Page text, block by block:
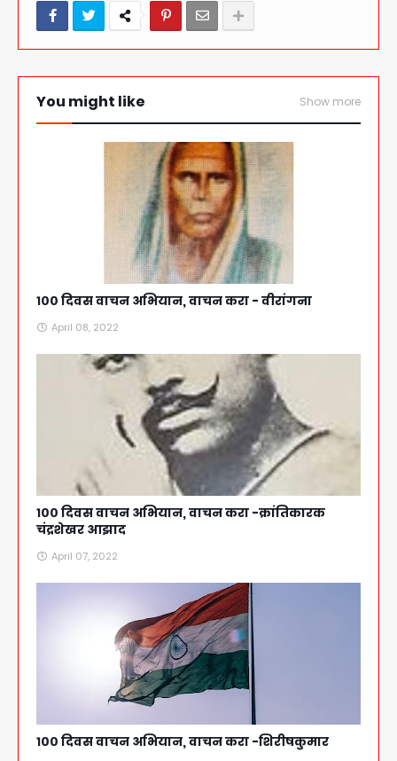
You might like Show more
१०० दिवस वाचन अभियान, वाचन करा - वीरांगना
April 08, 2022
१०० दिवस वाचन अभियान, वाचन करा -क्रांतिकारक
चंद्रशेखर आझाद
April 07, 2022
१०० दिवस वाचन अभियान, वाचन करा -शिरीषकुमार